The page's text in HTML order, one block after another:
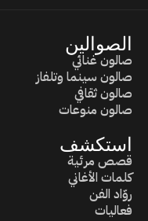
الصوالين
صالون غنائي
صالون سينما وتلفاز
صالون ثقافي
صالون منوعات
استكشف
قصص مرئية
كلمات الأغاني
روّاد الفن
فعاليات